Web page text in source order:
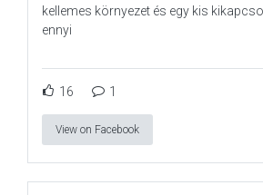
kellemes környezet és egy kis
ennyi
16 1
View on Facebook